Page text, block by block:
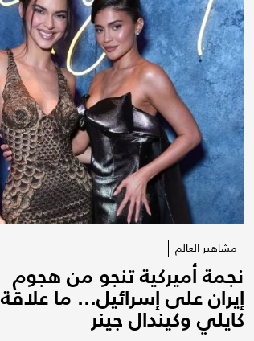
مشاهير العالم
نجمة أميركية تنجو من هجوم
إيران على إسرائيل... ما علاقة
كايلي وكيندال جينر